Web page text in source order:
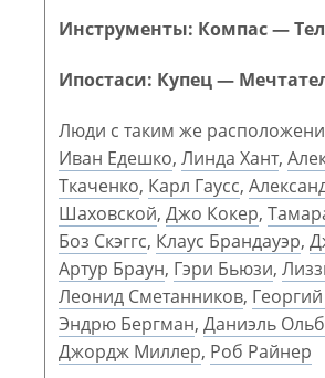
Инструменты: Компас —
Ипостаси: Купец —
Люди с таким же
Иван Едешко, Линда Хант,
Ткаченко, Карл Гаусс,
Шаховской, Джо Кокер,
Боз Скэггс, Клаус Брандауэр,
Артур Браун, Гэри Бьюзи,
Леонид Сметанников,
Эндрю Бергман, Даниэль
Джордж Миллер, Роб Райнер